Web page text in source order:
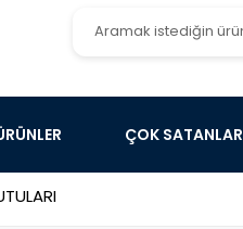
ÇOK SATANLAR